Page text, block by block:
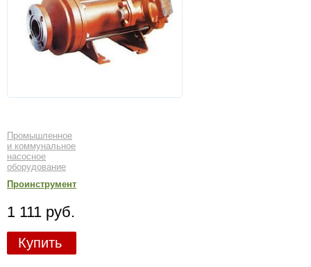
Промышленное
и коммунальное
насосное
оборудование
Проинструмент
1 111 руб.
Купить